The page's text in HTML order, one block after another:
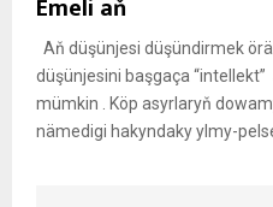
Emeli aň
Aň düşünjesi düşündirmek
düşünjesini başgaça
mümkin . Köp asyrlaryň
nämedigi hakyndaky ylmy-